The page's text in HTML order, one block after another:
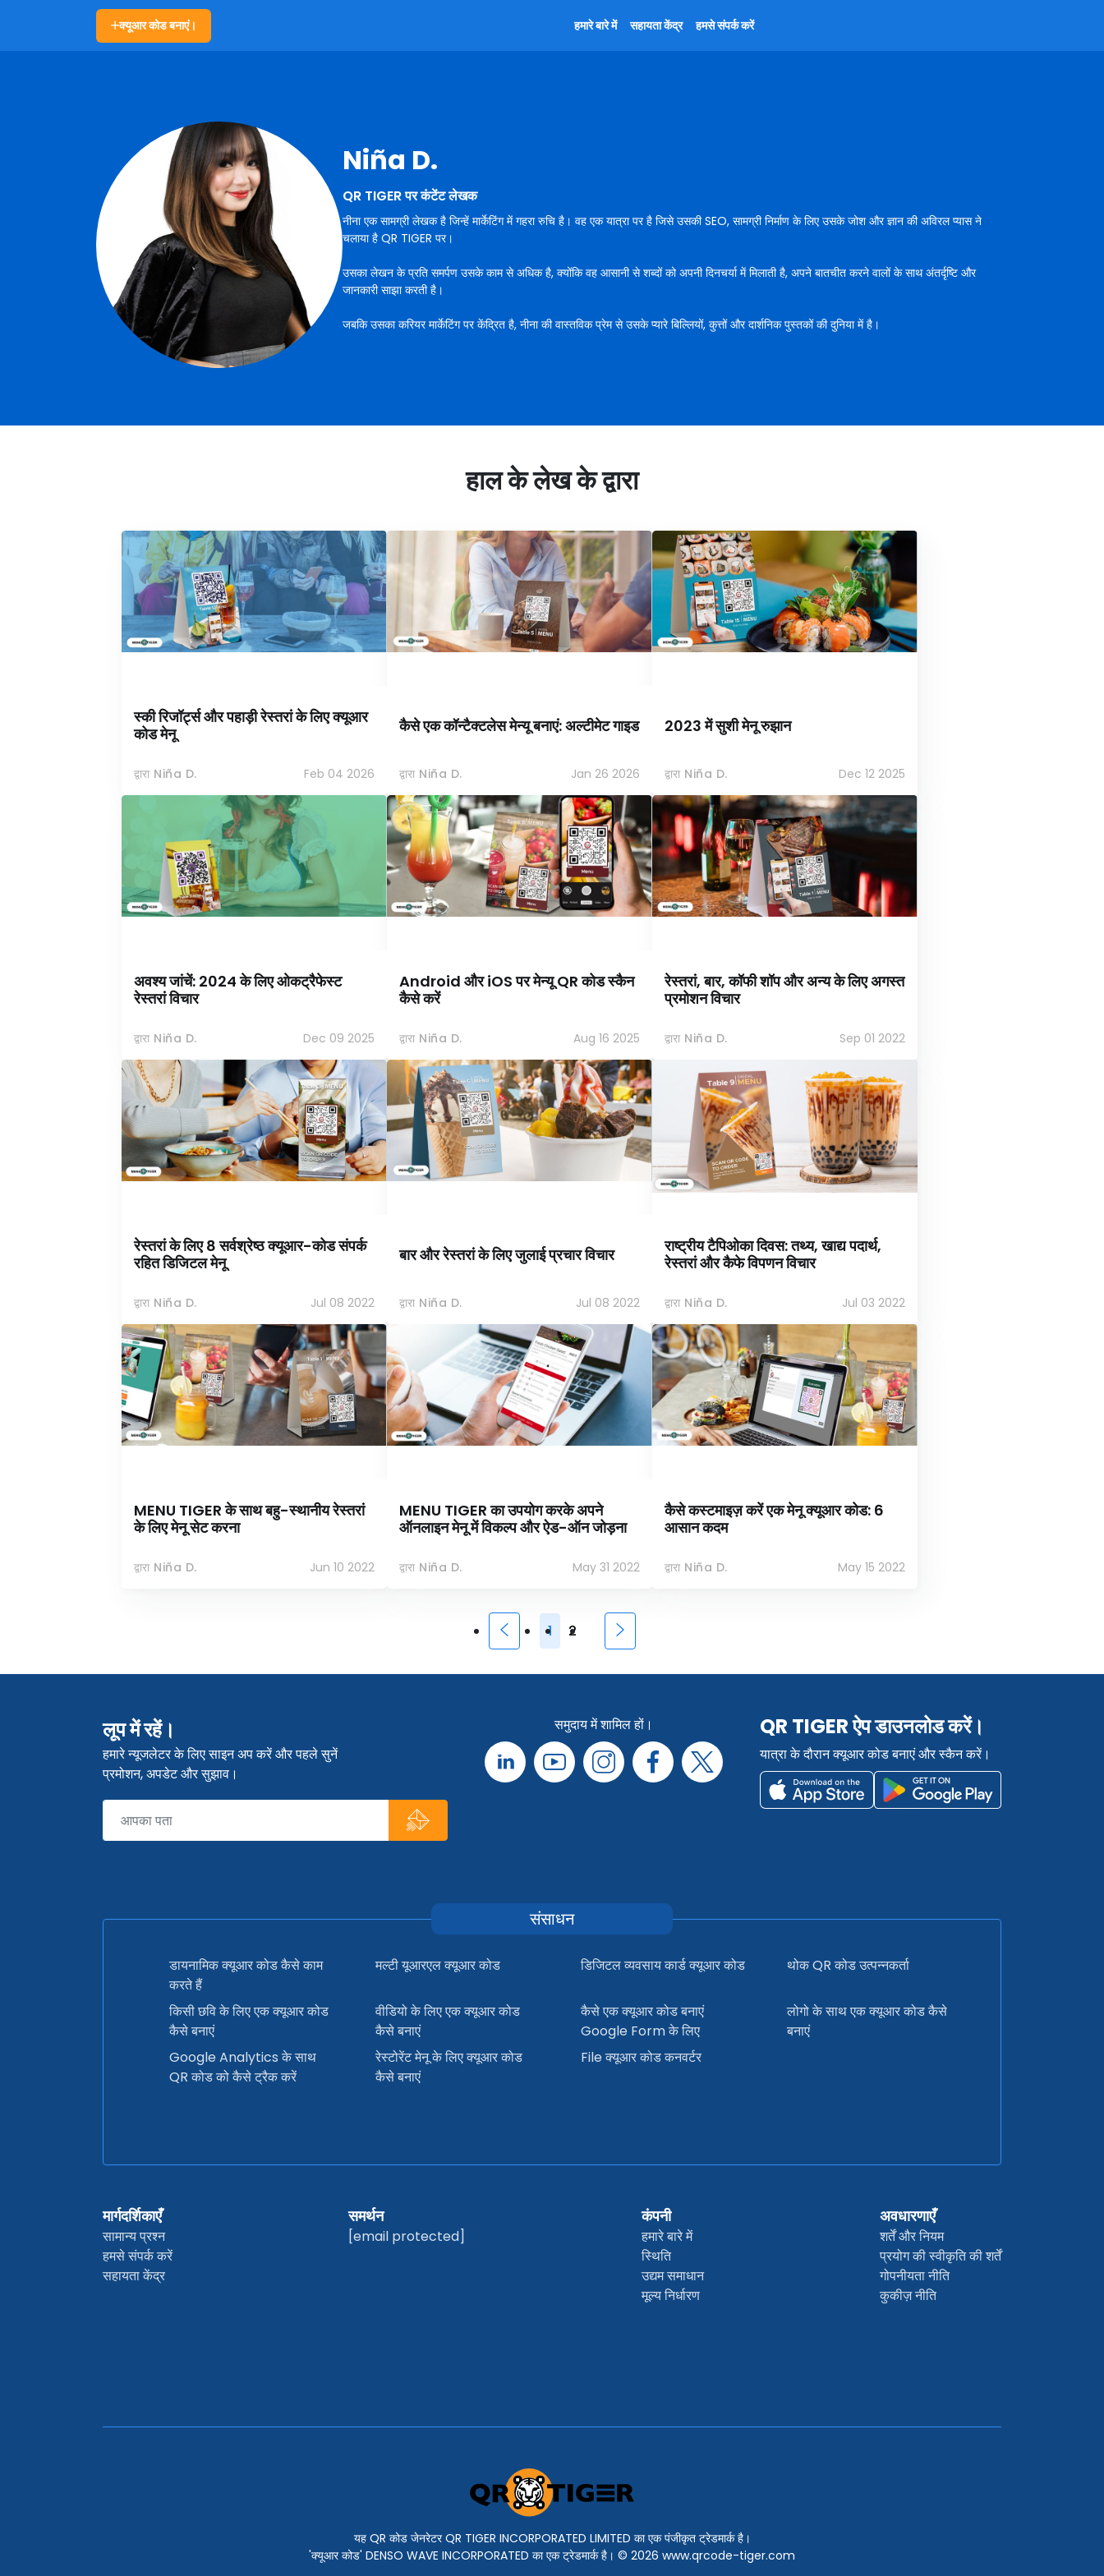
क्यूआर कोड बनाएं। हमारे बारे में सहायता केंद्र हमसे संपर्क करें
Niña D.
QR TIGER पर कंटेंट लेखक
नीना एक सामग्री लेखक है जिन्हें मार्केटिंग में गहरा रुचि है। वह एक यात्रा पर है जिसे उसकी SEO, सामग्री निर्माण के लिए उसके जोश और ज्ञान की अविरल प्यास ने
चलाया है QR TIGER पर।
उसका लेखन के प्रति समर्पण उसके काम से अधिक है, क्योंकि वह आसानी से शब्दों को अपनी दिनचर्या में मिलाती है, अपने बातचीत करने वालों के साथ अंतर्दृष्टि और
जानकारी साझा करती है।
जबकि उसका करियर मार्केटिंग पर केंद्रित है, नीना की वास्तविक प्रेम से उसके प्यारे बिल्लियों, कुत्तों और दार्शनिक पुस्तकों की दुनिया में है।
हाल के लेख के द्वारा
स्की रिजॉर्ट्स और पहाड़ी रेस्तरां के लिए क्यूआर
कोड मेनू
द्वारा Niña D. Feb 04 2026
कैसे एक कॉन्टैक्टलेस मेन्यू बनाएं: अल्टीमेट गाइड
द्वारा Niña D. Jan 26 2026
2023 में सुशी मेनू रुझान
द्वारा Niña D. Dec 12 2025
अवश्य जांचें: 2024 के लिए ओकट्रैफेस्ट
रेस्तरां विचार
द्वारा Niña D. Dec 09 2025
Android और iOS पर मेन्यू QR कोड स्कैन
कैसे करें
द्वारा Niña D. Aug 16 2025
रेस्तरां, बार, कॉफी शॉप और अन्य के लिए अगस्त
प्रमोशन विचार
द्वारा Niña D. Sep 01 2022
रेस्तरां के लिए 8 सर्वश्रेष्ठ क्यूआर-कोड संपर्क
रहित डिजिटल मेनू
द्वारा Niña D. Jul 08 2022
बार और रेस्तरां के लिए जुलाई प्रचार विचार
द्वारा Niña D. Jul 08 2022
राष्ट्रीय टैपिओका दिवस: तथ्य, खाद्य पदार्थ,
रेस्तरां और कैफे विपणन विचार
द्वारा Niña D. Jul 03 2022
MENU TIGER के साथ बहु-स्थानीय रेस्तरां
के लिए मेनू सेट करना
द्वारा Niña D. Jun 10 2022
MENU TIGER का उपयोग करके अपने
ऑनलाइन मेनू में विकल्प और ऐड-ऑन जोड़ना
द्वारा Niña D. May 31 2022
कैसे कस्टमाइज़ करें एक मेनू क्यूआर कोड: 6
आसान कदम
द्वारा Niña D. May 15 2022
1 2
लूप में रहें।
हमारे न्यूजलेटर के लिए साइन अप करें और पहले सुनें
प्रमोशन, अपडेट और सुझाव।
समुदाय में शामिल हों। QR TIGER ऐप डाउनलोड करें।
यात्रा के दौरान क्यूआर कोड बनाएं और स्कैन करें।
संसाधन
डायनामिक क्यूआर कोड कैसे काम
करते हैं
मल्टी यूआरएल क्यूआर कोड डिजिटल व्यवसाय कार्ड क्यूआर कोड थोक QR कोड उत्पन्नकर्ता
किसी छवि के लिए एक क्यूआर कोड
कैसे बनाएं
वीडियो के लिए एक क्यूआर कोड
कैसे बनाएं
कैसे एक क्यूआर कोड बनाएं
Google Form के लिए
लोगो के साथ एक क्यूआर कोड कैसे
बनाएं
Google Analytics के साथ
QR कोड को कैसे ट्रैक करें
रेस्टोरेंट मेनू के लिए क्यूआर कोड
कैसे बनाएं
File क्यूआर कोड कनवर्टर
मार्गदर्शिकाएँ
सामान्य प्रश्न
हमसे संपर्क करें
सहायता केंद्र
समर्थन
[email protected]
कंपनी
हमारे बारे में
स्थिति
उद्यम समाधान
मूल्य निर्धारण
अवधारणाएँ
शर्तें और नियम
प्रयोग की स्वीकृति की शर्तें
गोपनीयता नीति
कुकीज़ नीति
यह QR कोड जेनरेटर QR TIGER INCORPORATED LIMITED का एक पंजीकृत ट्रेडमार्क है।
'क्यूआर कोड' DENSO WAVE INCORPORATED का एक ट्रेडमार्क है। © 2026 www.qrcode-tiger.com